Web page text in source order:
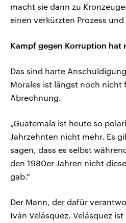
macht sie dann zu
einen verkürzten Prozess
Kampf gegen Korruption hat
Das sind harte
Morales ist längst noch nicht
Abrechnung.
„Guatemala ist heute so
Jahrzehnten nicht mehr. Es
sagen, dass es selbst
den 1980er Jahren nicht
gab.“
Der Mann, der dafür
Iván Velásquez. Velásquez